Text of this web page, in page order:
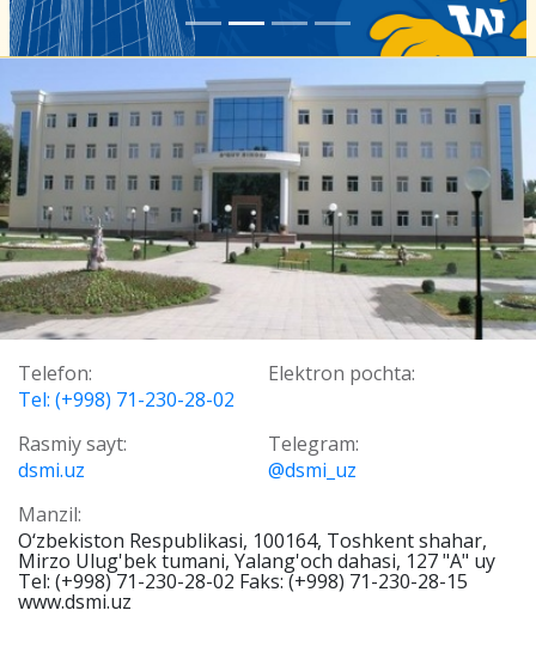
Telefon:
Tel: (+998) 71-230-28-02
Elektron pochta:
Rasmiy sayt:
dsmi.uz
Telegram:
@dsmi_uz
Manzil:
О‘zbekiston Respublikasi, 100164, Toshkent shahar,
Mirzo Ulug'bek tumani, Yalang'och dahasi, 127 "A" uy
Tel: (+998) 71-230-28-02 Faks: (+998) 71-230-28-15
www.dsmi.uz